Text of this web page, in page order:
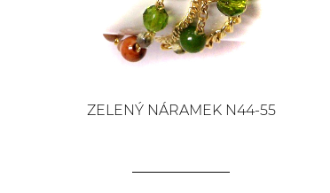
ZELENÝ NÁRAMEK N44-55